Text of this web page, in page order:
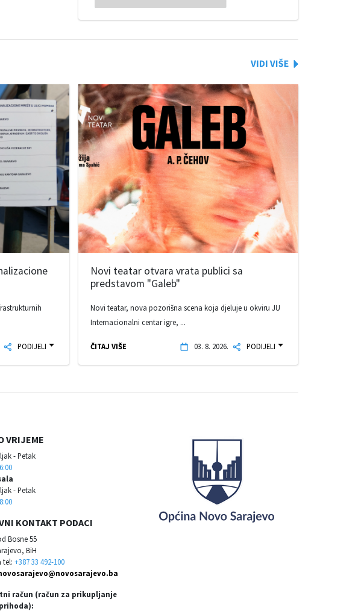
PODIJELI
Novi teatar otvara vrata publici sa
predstavom "Galeb"
Novi teatar, nova pozorišna scena koja djeluje u okviru JU
Internacionalni centar igre, ...
ČITAJ VIŠE 03. 8. 2026. PODIJELI
VRIJEME
- Petak
- Petak
KONTAKT PODACI
Bosne 55
BiH
tel: +387 33 492-100
račun (račun za prikupljanje